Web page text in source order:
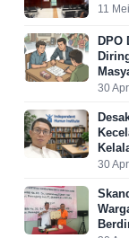
11
DPO
30
30